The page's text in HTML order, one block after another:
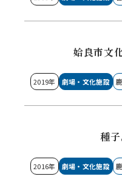
姶良市文
2019年 劇場・文化施設
種
2016年 劇場・文化施設